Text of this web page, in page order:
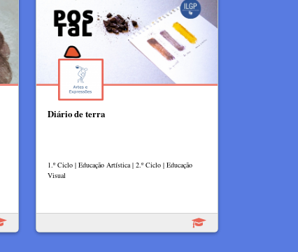
Diário de terra
1.º Ciclo | Educação Artística | 2.º Ciclo | Educação
Visual